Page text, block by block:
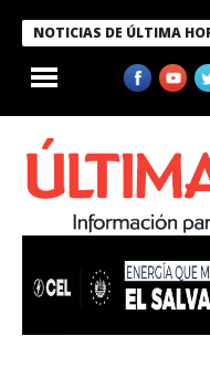
NOTICIAS DE ÚLTIMA
condecora a